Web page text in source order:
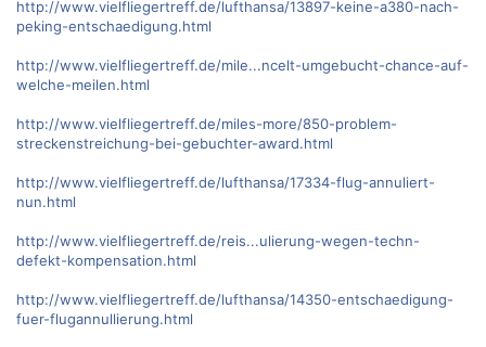
http://www.vielfliegertreff.de/lufthansa/13897-keine-a380-nach-
peking-entschaedigung.html
http://www.vielfliegertreff.de/mile...ncelt-umgebucht-chance-auf-
welche-meilen.html
http://www.vielfliegertreff.de/miles-more/850-problem-
streckenstreichung-bei-gebuchter-award.html
http://www.vielfliegertreff.de/lufthansa/17334-flug-annuliert-
nun.html
http://www.vielfliegertreff.de/reis...ulierung-wegen-techn-
defekt-kompensation.html
http://www.vielfliegertreff.de/lufthansa/14350-entschaedigung-
fuer-flugannullierung.html